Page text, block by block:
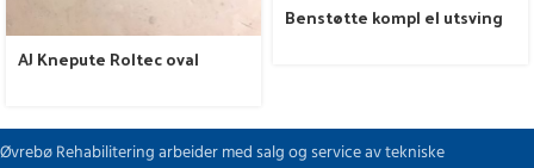
AJ Knepute Roltec oval
Benstøtte kompl el utsving
Øvrebø Rehabilitering arbeider med salg og service av tekniske